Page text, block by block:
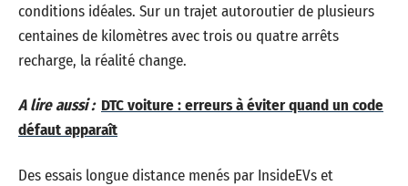
conditions idéales. Sur un trajet autoroutier de plusieurs
centaines de kilomètres avec trois ou quatre arrêts
recharge, la réalité change.
A lire aussi : DTC voiture : erreurs à éviter quand un code
défaut apparaît
Des essais longue distance menés par InsideEVs et